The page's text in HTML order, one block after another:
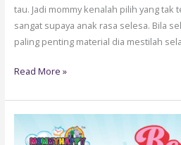
tau. Jadi mommy kenalah pilih yang tak
sangat supaya anak rasa selesa. Bila
paling penting material dia mestilah
Read More »
SEKOLAH